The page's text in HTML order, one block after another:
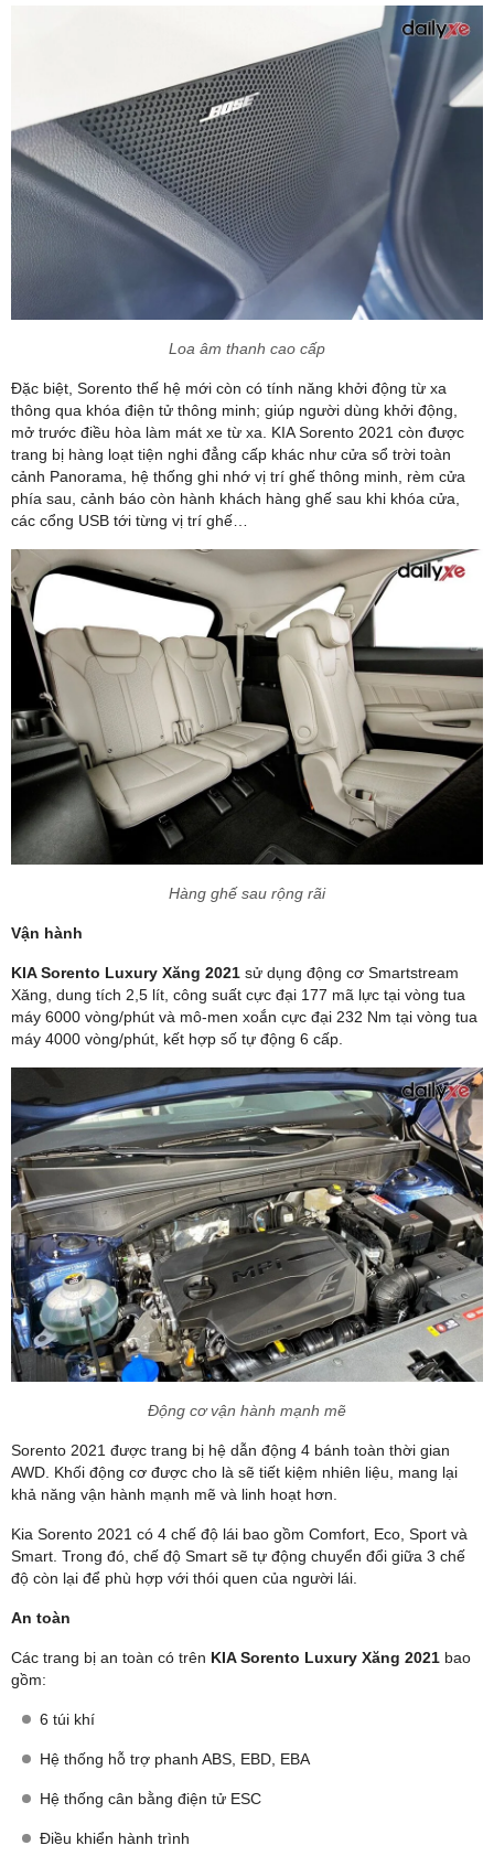
Loa âm thanh cao cấp
Đặc biệt, Sorento thế hệ mới còn có tính năng khởi động từ xa
thông qua khóa điện tử thông minh; giúp người dùng khởi động,
mở trước điều hòa làm mát xe từ xa. KIA Sorento 2021 còn được
trang bị hàng loạt tiện nghi đẳng cấp khác như cửa sổ trời toàn
cảnh Panorama, hệ thống ghi nhớ vị trí ghế thông minh, rèm cửa
phía sau, cảnh báo còn hành khách hàng ghế sau khi khóa cửa,
các cổng USB tới từng vị trí ghế…
Hàng ghế sau rộng rãi
Vận hành
KIA Sorento Luxury Xăng 2021 sử dụng động cơ Smartstream
Xăng, dung tích 2,5 lít, công suất cực đại 177 mã lực tại vòng tua
máy 6000 vòng/phút và mô-men xoắn cực đại 232 Nm tại vòng tua
máy 4000 vòng/phút, kết hợp số tự động 6 cấp.
Động cơ vận hành mạnh mẽ
Sorento 2021 được trang bị hệ dẫn động 4 bánh toàn thời gian
AWD. Khối động cơ được cho là sẽ tiết kiệm nhiên liệu, mang lại
khả năng vận hành mạnh mẽ và linh hoạt hơn.
Kia Sorento 2021 có 4 chế độ lái bao gồm Comfort, Eco, Sport và
Smart. Trong đó, chế độ Smart sẽ tự động chuyển đổi giữa 3 chế
độ còn lại để phù hợp với thói quen của người lái.
An toàn
Các trang bị an toàn có trên KIA Sorento Luxury Xăng 2021 bao
gồm:
6 túi khí
Hệ thống hỗ trợ phanh ABS, EBD, EBA
Hệ thống cân bằng điện tử ESC
Điều khiển hành trình